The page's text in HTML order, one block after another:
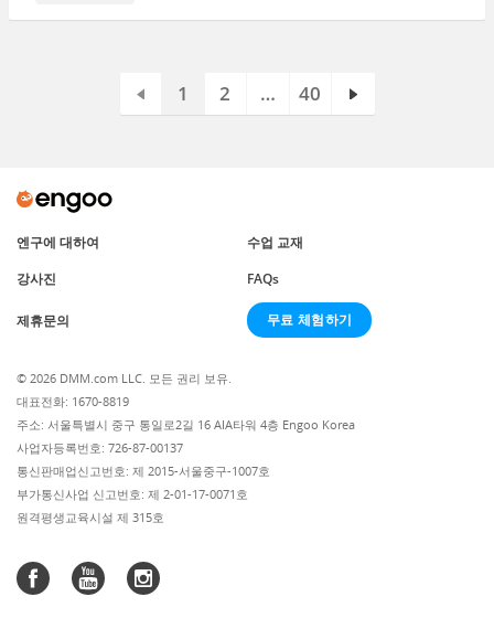
1 2 … 40
엔구에 대하여
수업 교재
강사진
FAQs
제휴문의 무료 체험하기
© 2026 DMM.com LLC. 모든 권리 보유.
대표전화: 1670-8819
주소: 서울특별시 중구 통일로2길 16 AIA타워 4층 Engoo Korea
사업자등록번호: 726-87-00137
통신판매업신고번호: 제 2015-서울중구-1007호
부가통신사업 신고번호: 제 2-01-17-0071호
원격평생교육시설 제 315호